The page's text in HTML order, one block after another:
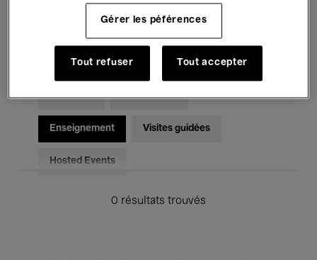
Musique classique Global Music
Musique électronique
Pour tous Kids’ Palace
Enseignement Visites guidées
Hosted Events
0 résultats trouvés
Gérer les péférences
Tout refuser Tout accepter